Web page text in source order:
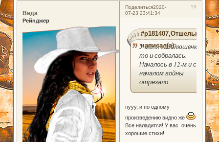
Поделиться 19
2020-
07-23 23:41:34
Веда
Рейнджер
#p181407,Отшельник
написал(а):
У меня капелюшечка-
то и собралась.
Началось в 12-м и с
началом войны
отрезало
нууу, и по одному
произведению видно же
Все наладится! У вас очень
хорошие стихи!